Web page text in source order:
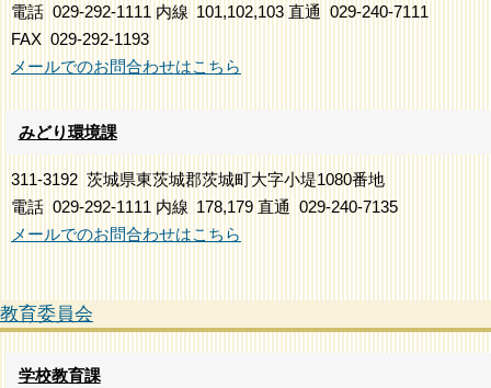
電話 029-292-1111 内線 101,102,103 直通
029-240-7111
FAX 029-292-1193
メールでのお問合わせはこちら
みどり環境課
311-3192 茨城県東茨城郡茨城町大字小堤1080番地
電話 029-292-1111 内線 178,179 直通
029-240-7135
メールでのお問合わせはこちら
教育委員会
学校教育課